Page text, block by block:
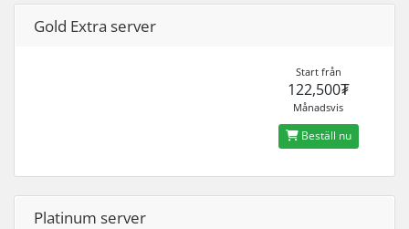
Gold Extra server
Start från
122,500₮
Månadsvis
Beställ nu
Platinum server